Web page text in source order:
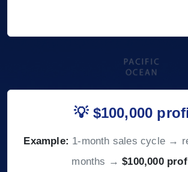
💡 $100,000
Example: 1-month sales cycle →
months →$100,000